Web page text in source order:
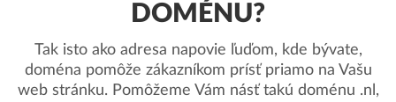
DOMÉNU?
Tak isto ako adresa napovie ľuďom, kde bývate,
doména pomôže zákazníkom prísť priamo na Vašu
web stránku. Pomôžeme Vám násť takú doménu .nl,